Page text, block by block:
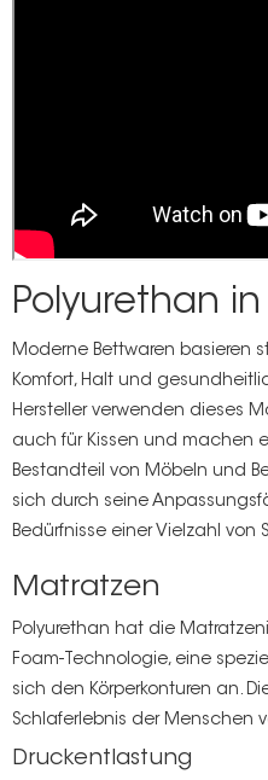
Polyurethan
Moderne Bettwaren basieren
Komfort, Halt und
Hersteller verwenden dieses
auch für Kissen und machen
Bestandteil von Möbeln und
sich durch seine
Bedürfnisse einer Vielzahl von
Matratzen
Polyurethan hat die
Foam-Technologie, eine
sich den Körperkonturen an.
Schlaferlebnis der Menschen
Druckentlastung